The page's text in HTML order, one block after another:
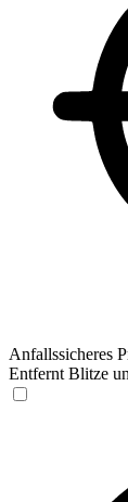
Anfallssicheres
Entfernt Blitze